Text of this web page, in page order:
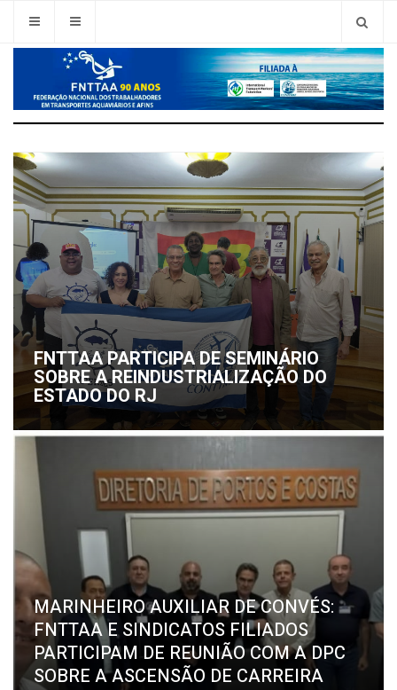
FNTTAA PARTICIPA DE SEMINÁRIO
SOBRE A REINDUSTRIALIZAÇÃO DO
ESTADO DO RJ
MARINHEIRO AUXILIAR DE CONVÉS:
FNTTAA E SINDICATOS FILIADOS
PARTICIPAM DE REUNIÃO COM A DPC
SOBRE A ASCENSÃO DE CARREIRA